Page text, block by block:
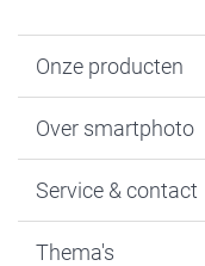
Onze producten
Fotoboeken
Fotocadeaus
Kaarten
Over smartphoto
Vacatures
Bestelproces
Service & contact
Tevredenheidsgarantie
Thema's